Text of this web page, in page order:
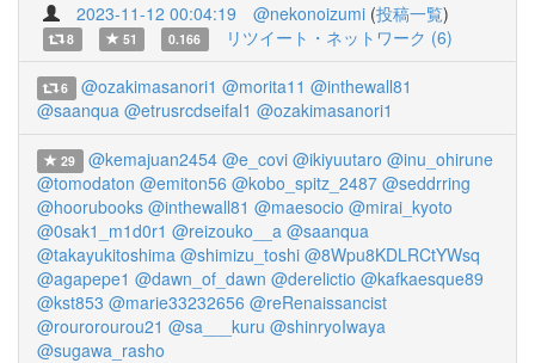
2023-11-12 00:04:19 @nekonoizumi (投稿一覧)
8 51 0.166 リツイート・ネットワーク (6)
6 @ozakimasanori1 @morita11 @inthewall81
@saanqua @etrusrcdseifal1 @ozakimasanori1
29 @kemajuan2454 @e_covi @ikiyuutaro @inu_ohirune
@tomodaton @emiton56 @kobo_spitz_2487 @seddrring
@hoorubooks @inthewall81 @maesocio @mirai_kyoto
@0sak1_m1d0r1 @reizouko__a @saanqua
@takayukitoshima @shimizu_toshi @8Wpu8KDLRCtYWsq
@agapepe1 @dawn_of_dawn @derelictio @kafkaesque89
@kst853 @marie33232656 @reRenaissancist
@rourorourou21 @sa___kuru @shinryoIwaya
@sugawa_rasho